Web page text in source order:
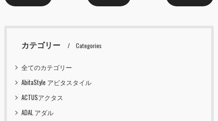
カテゴリー Categories
全てのカテゴリー
AbitaStyle アビタスタイル
ACTUSアクタス
ADAL アダル